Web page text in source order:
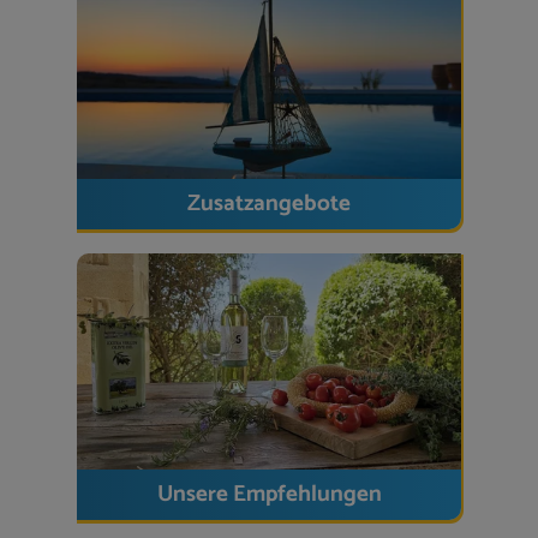
Service & Inklusivleistungen
Bettwäsche, Hand- und Duschtücher, Pool-
und Geschirrtücher vorhanden
Reinigungsservice inkl. Endreinigung
– Zwischenreinigung bei längeren Aufenthalten
inklusive
Gärtner & Hausserviceregelmäßig vor Ort
Willkommenspräsent: Wein, Wasser, Honig
und Olivenöl
Für Familien mit kleinen Kindern:
Toilettenaufsatz, Rausfallschutz für Betten und
Tritterhöhungen.
Hinweis: Pflegeprodukte werden in dieser Villa nicht
Zusatzangebote
Unsere Empfehlungen